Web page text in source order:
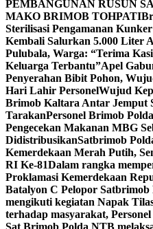
PEMBANGUNAN RUSUN
MAKO BRIMOB TOHPATI
Sterilisasi Pengamanan
Kembali Salurkan 5.000 Liter
Pulubala, Warga: “Terima
Keluarga Terbantu”Apel
Penyerahan Bibit Pohon,
Hari Lahir PersonelWujud
Brimob Kaltara Antar Jemput
TarakanPersonel Brimob
Pengecekan Makanan MBG
DidistribusikanSatbrimob
Kemerdekaan Merah Putih,
RI Ke-81Dalam rangka
Proklamasi Kemerdekaan
Batalyon C Pelopor Satbrimob
mengikuti kegiatan Napak
terhadap masyarakat, Personel
Sat Brimob Polda NTB